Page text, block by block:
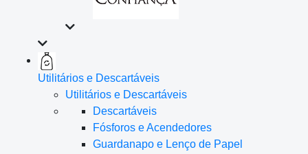
Utilitários e Descartáveis
Utilitários e Descartáveis
Descartáveis
Fósforos e Acendedores
Guardanapo e Lenço de Papel